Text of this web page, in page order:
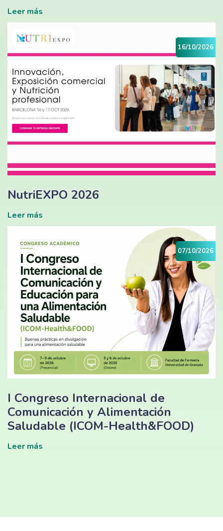
Leer más
16/10/2026
NutriEXPO 2026
Leer más
07/10/2026
I Congreso Internacional de
Comunicación y Alimentación
Saludable (ICOM-Health&FOOD)
Leer más